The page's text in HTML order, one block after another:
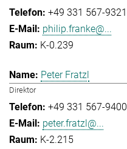
+49 331 567-9321
philip.franke@...
K-0.239
Peter Fratzl
Direktor
+49 331 567-9400
peter.fratzl@...
K-2.215